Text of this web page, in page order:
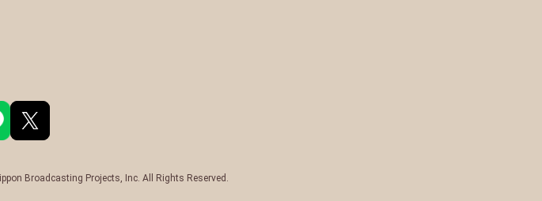
Broadcasting Projects, Inc. All Rights Reserved.